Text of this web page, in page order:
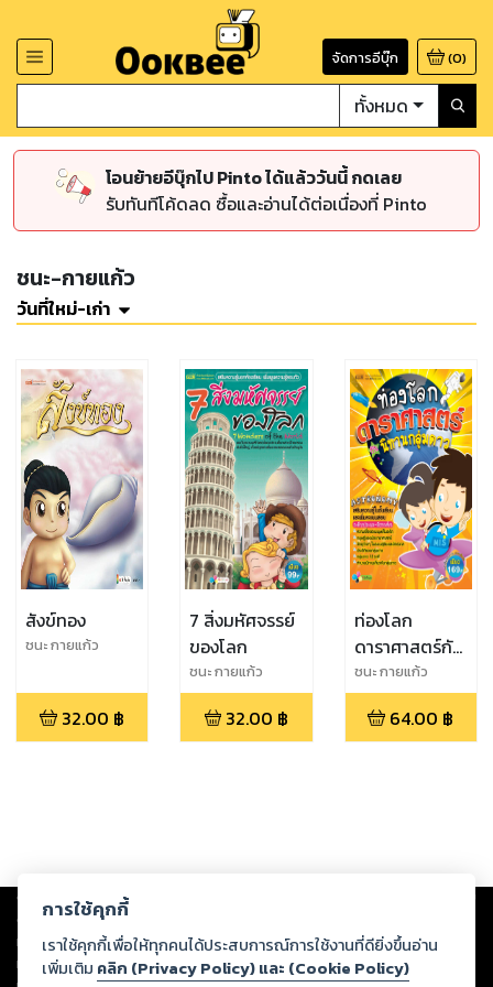
จัดการอีบุ๊ก (0)
ทั้งหมด
โอนย้ายอีบุ๊กไป Pinto ได้แล้ววันนี้ กดเลย
รับทันทีโค้ดลด ซื้อและอ่านได้ต่อเนื่องที่ Pinto
ชนะ-กายแก้ว
วันที่ใหม่-เก่า
สังข์ทอง
ชนะ กายแก้ว
32.00 ฿
7 สิ่งมหัศจรรย์
ของโลก
ชนะ กายแก้ว
32.00 ฿
ท่องโลก
ดาราศาสตร์กับ
นิทานกลุ่มดาว
ชนะ กายแก้ว
64.00 ฿
Copyright © 2026
ต่อผลงานหรือเนื้อหาใดที่อัปโหลดผ่านเว็บไซต์และปรากฏว่าละเมิดสิทธิใน
ทรัพย์สินทางปัญญาของบุคคลอื่นหรือขัดต่อกฎหมายและศีลธรรม ดังนั้น ผู้อ่าน
ทุกท่านโปรดใช้วิจารณญาณในการกลั่นกรองด้วยตนเอง และหากท่านพบว่าส่วน
การใช้คุกกี้
เราใช้คุกกี้เพื่อให้ทุกคนได้ประสบการณ์การใช้งานที่ดียิ่งขึ้นอ่าน
เพิ่มเติม คลิก (Privacy Policy) และ (Cookie Policy)